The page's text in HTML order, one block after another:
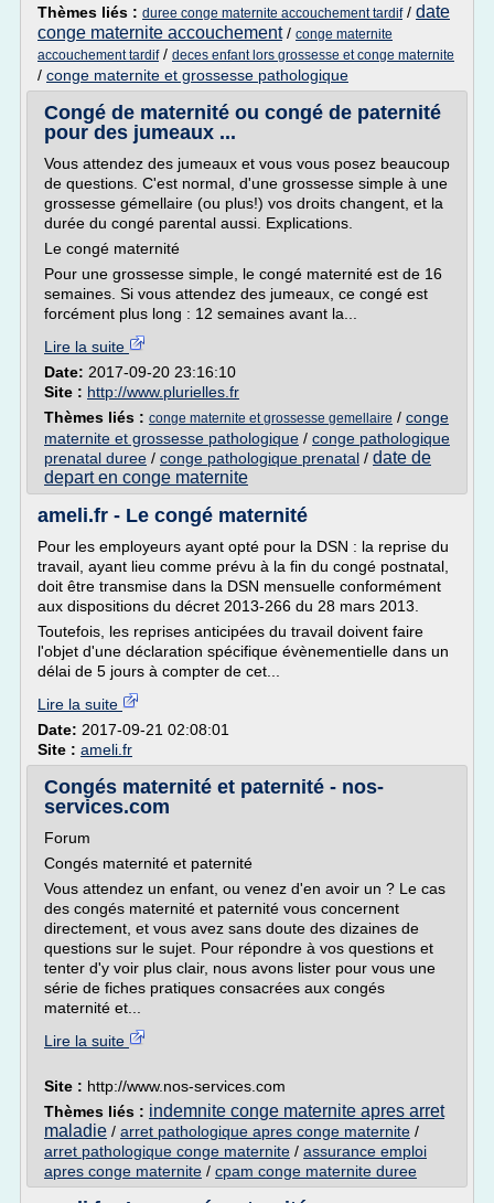
Thèmes liés : duree conge maternite accouchement tardif/ date
conge maternite accouchement/ conge maternite
accouchement tardif/ deces enfant lors grossesse et conge maternite
/ conge maternite et grossesse pathologique
Congé de maternité ou congé de paternité
pour des jumeaux ...
Vous attendez des jumeaux et vous vous posez beaucoup
de questions. C'est normal, d'une grossesse simple à une
grossesse gémellaire (ou plus!) vos droits changent, et la
durée du congé parental aussi. Explications.
Le congé maternité
Pour une grossesse simple, le congé maternité est de 16
semaines. Si vous attendez des jumeaux, ce congé est
forcément plus long : 12 semaines avant la...
Lire la suite
Date: 2017-09-20 23:16:10
Site : http://www.plurielles.fr
Thèmes liés : conge maternite et grossesse gemellaire / conge
maternite et grossesse pathologique / conge pathologique
prenatal duree / conge pathologique prenatal / date de
depart en conge maternite
ameli.fr - Le congé maternité
Pour les employeurs ayant opté pour la DSN : la reprise du
travail, ayant lieu comme prévu à la fin du congé postnatal,
doit être transmise dans la DSN mensuelle conformément
aux dispositions du décret 2013-266 du 28 mars 2013.
Toutefois, les reprises anticipées du travail doivent faire
l'objet d'une déclaration spécifique évènementielle dans un
délai de 5 jours à compter de cet...
Lire la suite
Date: 2017-09-21 02:08:01
Site : ameli.fr
Congés maternité et paternité - nos-
services.com
Forum
Congés maternité et paternité
Vous attendez un enfant, ou venez d'en avoir un ? Le cas
des congés maternité et paternité vous concernent
directement, et vous avez sans doute des dizaines de
questions sur le sujet. Pour répondre à vos questions et
tenter d'y voir plus clair, nous avons lister pour vous une
série de fiches pratiques consacrées aux congés
maternité et...
Lire la suite
Site : http://www.nos-services.com
Thèmes liés : indemnite conge maternite apres arret
maladie / arret pathologique apres conge maternite /
arret pathologique conge maternite / assurance emploi
apres conge maternite / cpam conge maternite duree